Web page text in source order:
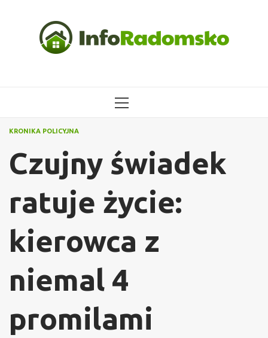
MENU
KRONIKA POLICYJNA
Czujny świadek
ratuje życie:
kierowca z
niemal 4
promilami